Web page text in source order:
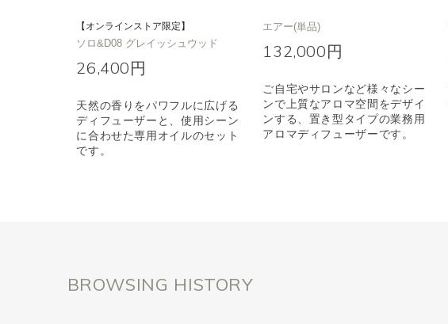
【オンラインストア限定】
ソロ&D08 グレイッシュウッド
26,400円
天然の香りをパワフルに広げる
ディフューザーと、使用シーン
に合わせた専用オイルのセット
です。
エアー(単品)
132,000円
ご自宅やサロンなど様々なシー
ンで上質なアロマ空間をデザイ
ンする、置き型タイプの業務用
アロマディフューザーです。
BROWSING HISTORY